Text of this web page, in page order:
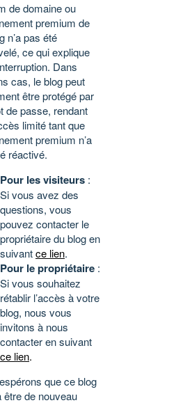
de domaine ou
premium de
n’a pas été
ce qui explique
Dans
cas, le blog peut
être protégé par
de passe, rendant
limité tant que
premium n’a
réactivé.
Pour les visiteurs :
Si vous avez des
questions, vous
pouvez contacter le
propriétaire du blog en
suivantce lien.
Pour le propriétaire :
Si vous souhaitez
rétablir l’accès à votre
blog, nous vous
invitons à nous
contacter en suivant
ce lien.
que ce blog
être de nouveau